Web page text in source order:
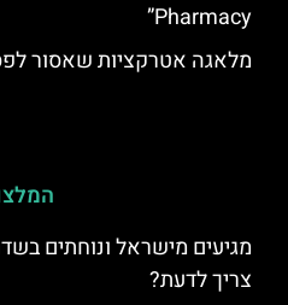
Pharmacy”
מלאגה אטרקציות שאסור
מגיעים מישראל ונוחתים
צריך לדעת?